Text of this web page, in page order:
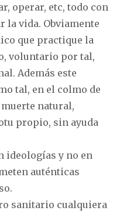
operar, etc, todo con
la vida. Obviamente
que practique la
voluntario por tal,
Además este
tal, en el colmo de
natural,
propio, sin ayuda
ideologías y no en
auténticas
sanitario cualquiera